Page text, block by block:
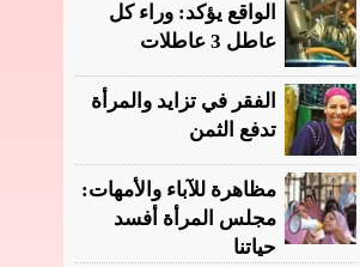
الواقع يؤكد: وراء كل
عاطل 3 عاطلات
الفقر في تزايد والمرأة
تدفع الثمن
مظاهرة للآباء والأمهات:
مجلس المرأة أفسد
حياتنا